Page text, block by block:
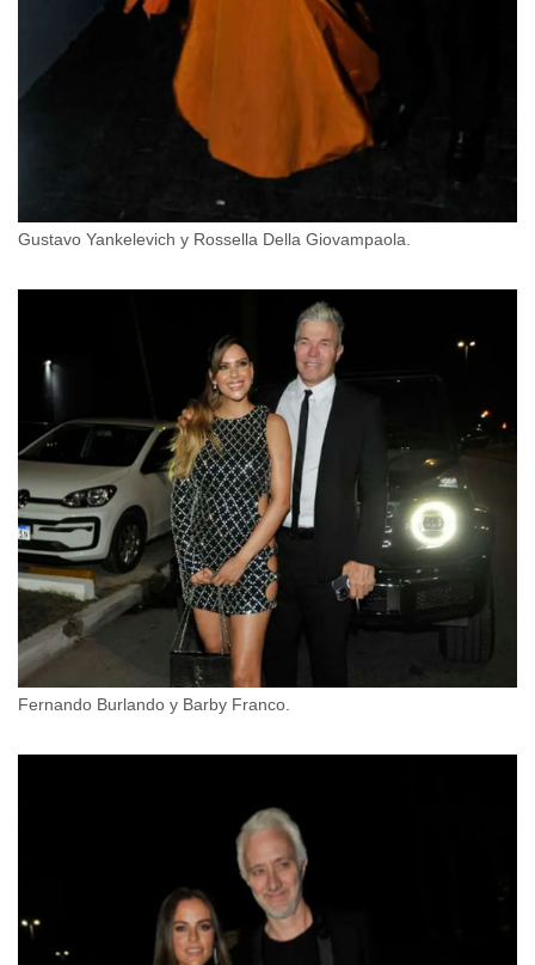
Gustavo Yankelevich y Rossella Della Giovampaola.
Fernando Burlando y Barby Franco.